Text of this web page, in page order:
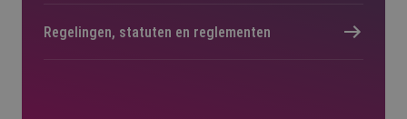
Regelingen, statuten en reglementen